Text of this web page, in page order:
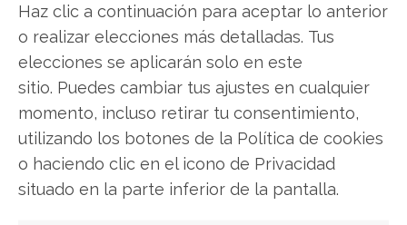
Haz clic a continuación para aceptar lo anterior
o realizar elecciones más detalladas. Tus
elecciones se aplicarán solo en este
sitio. Puedes cambiar tus ajustes en cualquier
momento, incluso retirar tu consentimiento,
utilizando los botones de la Política de cookies
o haciendo clic en el icono de Privacidad
situado en la parte inferior de la pantalla.
SOBRE EL AUTOR
Carmen Ruiz López
Periodista especializada en tecnología y
transformación digital con más de 8 años de
experiencia. Experta en inteligencia artificial,